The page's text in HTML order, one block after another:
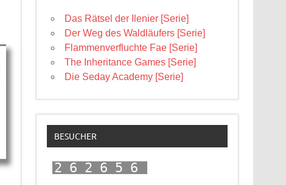
Das Rätsel der Ilenier [Serie]
Der Weg des Waldläufers [Serie]
Flammenverfluchte Fae [Serie]
The Inheritance Games [Serie]
Die Seday Academy [Serie]
BESUCHER
262656